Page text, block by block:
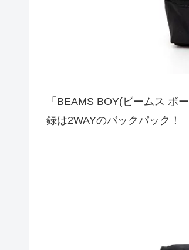
「BEAMS BOY(ビームス ボ
録は2WAYのバックパック！